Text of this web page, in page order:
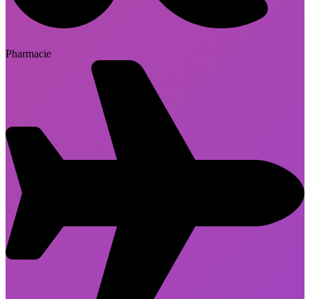
Pharmacie